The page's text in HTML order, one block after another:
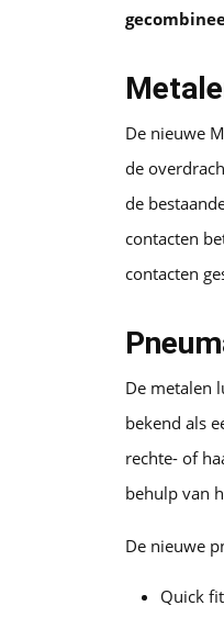
De nieuwe
de
de
contacten
contacten
De metalen
bekend als
rechte- of
behulp van
De nieuwe
Quick